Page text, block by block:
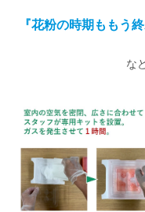
『花粉の時期ももう
な